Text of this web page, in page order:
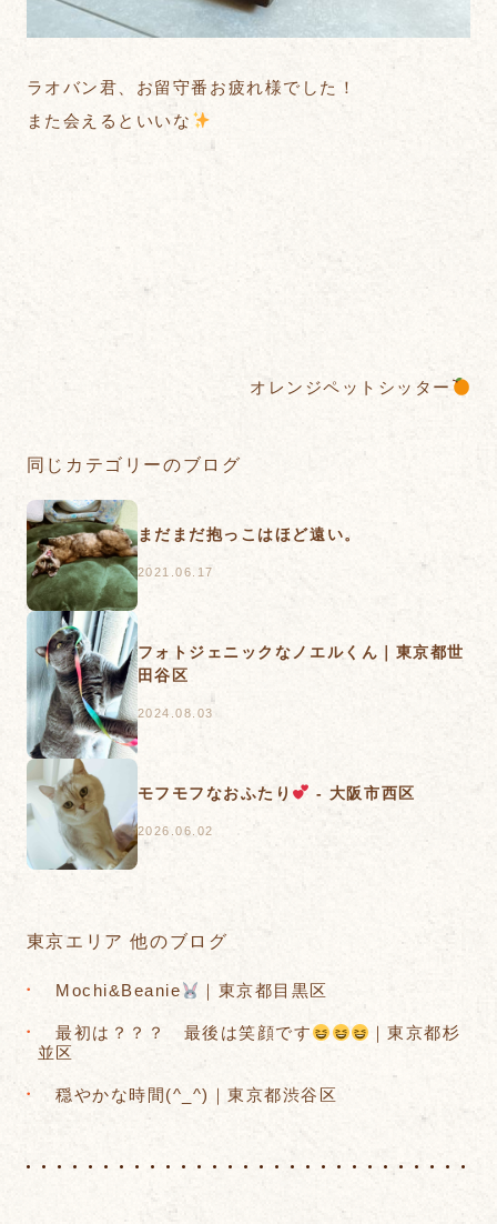
ラオバン君、お留守番お疲れ様でした！
また会えるといいな
オレンジペットシッター
同じカテゴリーのブログ
まだまだ抱っこはほど遠い。
2021.06.17
フォトジェニックなノエルくん｜東京都世
田谷区
2024.08.03
モフモフなおふたり - 大阪市西区
2026.06.02
東京エリア 他のブログ
Mochi&Beanie ｜東京都目黒区
最初は？？？ 最後は笑顔です
｜東京都杉
並区
穏やかな時間(^_^)｜東京都渋谷区